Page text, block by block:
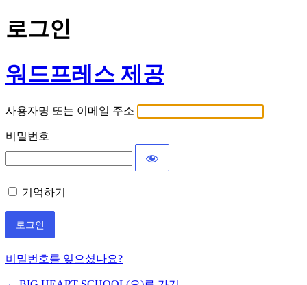
로그인
워드프레스 제공
사용자명 또는 이메일 주소
비밀번호
기억하기
비밀번호를 잊으셨나요?